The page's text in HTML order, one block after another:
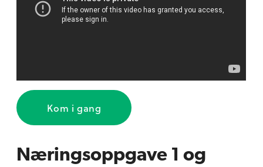
Kom i gang
Næringsoppgave 1 og